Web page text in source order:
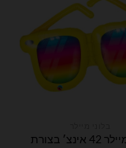
בלון מיילר 42 אינצ׳ בצורת